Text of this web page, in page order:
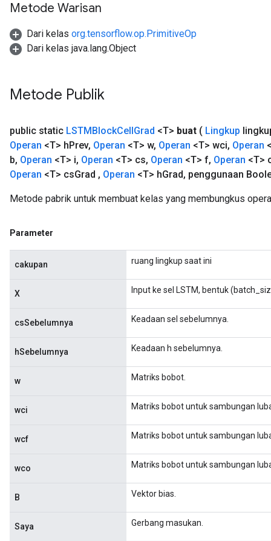
Metode Warisan
Dari kelas org.tensorflow.op.PrimitiveOp
Dari kelas java.lang.Object
Metode Publik
public static LSTMBlockCellGrad <T> buat ( Lingkup
Operan <T> hPrev, Operan <T> w, Operan <T> wci, Operan
b, Operan <T> i, Operan <T> cs, Operan <T> f, Operan <T>
Operan <T> csGrad , Operan <T> hGrad, penggunaan
Metode pabrik untuk membuat kelas yang membungkus
Parameter
cakupan ruang lingkup saat ini
X Input ke sel LSTM, bentuk
csSebelumnya Keadaan sel sebelumnya.
hSebelumnya Keadaan h sebelumnya.
w Matriks bobot.
wci Matriks bobot untuk sambungan
wcf Matriks bobot untuk sambungan
wco Matriks bobot untuk sambungan
B Vektor bias.
Saya Gerbang masukan.